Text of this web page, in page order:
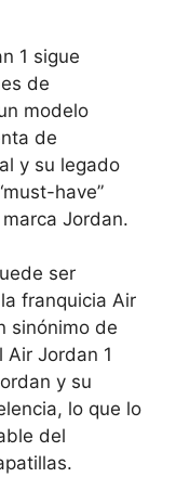
1 sigue
de
modelo
de
y su legado
have”
Jordan.
ser
franquicia Air
sinónimo de
Air Jordan 1
y su
lo que lo
del